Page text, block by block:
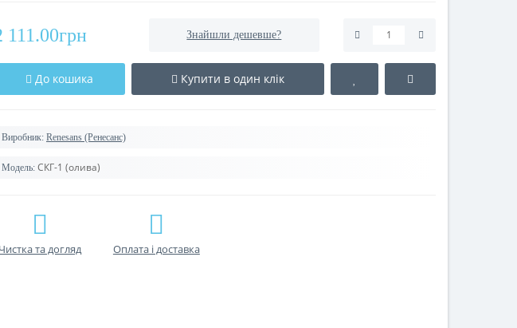
111.00грн Знайшли дешевше?
До кошика Купити в один клік
Виробник: Renesans (Ренесанс)
Модель: СКГ-1 (олива)
Чистка та догляд Оплата і доставка